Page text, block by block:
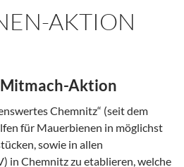
AKTION
Aktion
Chemnitz“ (seit dem
für Mauerbienen in möglichst
sowie in allen
in Chemnitz zu etablieren, welche